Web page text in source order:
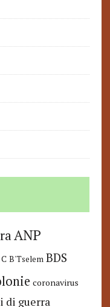
ANP
B'Tselem BDS
coronavirus
di guerra